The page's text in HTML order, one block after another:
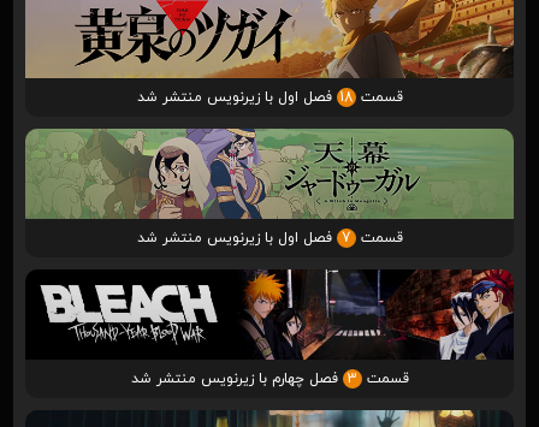
قسمت18 فصل اول با زیرنویس منتشر شد
قسمت 7 فصل اول با زیرنویس منتشر شد
قسمت 3 فصل چهارم با زیرنویس منتشر شد